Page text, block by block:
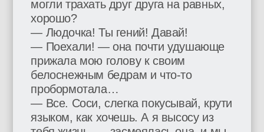
могли трахать друг друга на равных,
хорошо?
— Людочка! Ты гений! Давай!
— Поехали! — она почти удушающе
прижала мою голову к своим
белоснежным бедрам и что-то
пробормотала…
— Все. Соси, слегка покусывай, крути
языком, как хочешь. А я высосу из